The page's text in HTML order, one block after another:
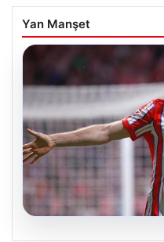
Yan Manşet
05.08.2026